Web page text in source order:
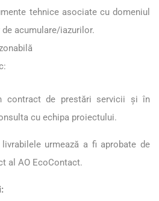
tehnice asociate cu domeniul
acumulare/iazurilor.
contract de prestări servicii și în
cu echipa proiectului.
urmează a fi aprobate de
al AO EcoContact.